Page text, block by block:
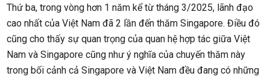
Thứ ba, trong vòng hơn 1 năm kể từ tháng 3/2025, lãnh đạo
cao nhất của Việt Nam đã 2 lần đến thăm Singapore. Điều đó
cũng cho thấy sự quan trọng của quan hệ hợp tác giữa Việt
Nam và Singapore cũng như ý nghĩa của chuyến thăm này
trong bối cảnh cả Singapore và Việt Nam đều đang có những